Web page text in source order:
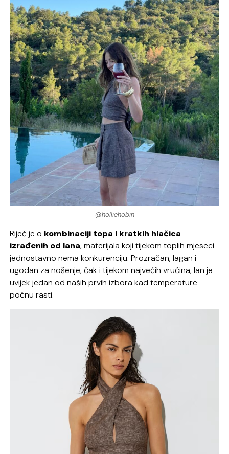
@holliehobin
Riječ je o kombinaciji topa i kratkih hlačica
izrađenih od lana, materijala koji tijekom toplih mjeseci
jednostavno nema konkurenciju. Prozračan, lagan i
ugodan za nošenje, čak i tijekom najvećih vrućina, lan je
uvijek jedan od naših prvih izbora kad temperature
počnu rasti.